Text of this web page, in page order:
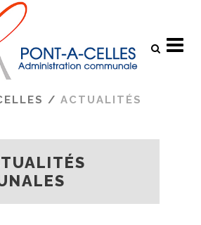
/ ACTUALITÉS